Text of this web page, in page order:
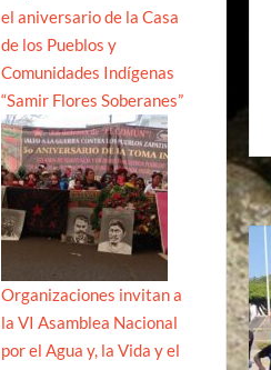
el aniversario de la Casa
de los Pueblos y
Comunidades Indígenas
“Samir Flores Soberanes”
Organizaciones invitan a
la VI Asamblea Nacional
por el Agua y, la Vida y el